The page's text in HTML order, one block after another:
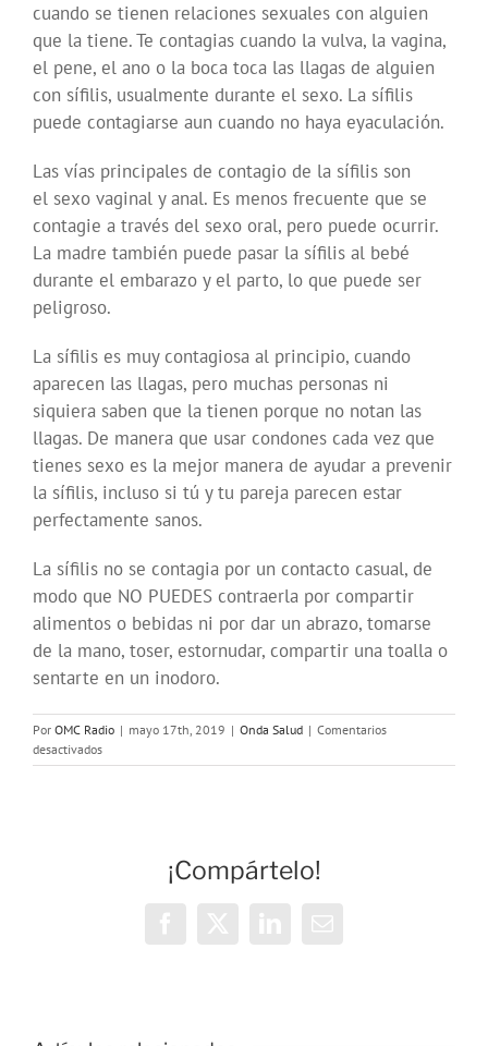
cuando se tienen relaciones sexuales con alguien
que la tiene. Te contagias cuando la vulva, la vagina,
el pene, el ano o la boca toca las llagas de alguien
con sífilis, usualmente durante el sexo. La sífilis
puede contagiarse aun cuando no haya eyaculación.
Las vías principales de contagio de la sífilis son
el sexo vaginal y anal. Es menos frecuente que se
contagie a través del sexo oral, pero puede ocurrir.
La madre también puede pasar la sífilis al bebé
durante el embarazo y el parto, lo que puede ser
peligroso.
La sífilis es muy contagiosa al principio, cuando
aparecen las llagas, pero muchas personas ni
siquiera saben que la tienen porque no notan las
llagas. De manera que usar condones cada vez que
tienes sexo es la mejor manera de ayudar a prevenir
la sífilis, incluso si tú y tu pareja parecen estar
perfectamente sanos.
La sífilis no se contagia por un contacto casual, de
modo que NO PUEDES contraerla por compartir
alimentos o bebidas ni por dar un abrazo, tomarse
de la mano, toser, estornudar, compartir una toalla o
sentarte en un inodoro.
Por OMC Radio | mayo 17th, 2019 | Onda Salud | Comentarios
desactivadosen
Onda
¡Compártelo!